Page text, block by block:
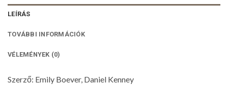
LEÍRÁS
TOVÁBBI INFORMÁCIÓK
VÉLEMÉNYEK (0)
Szerző: Emily Boever, Daniel Kenney